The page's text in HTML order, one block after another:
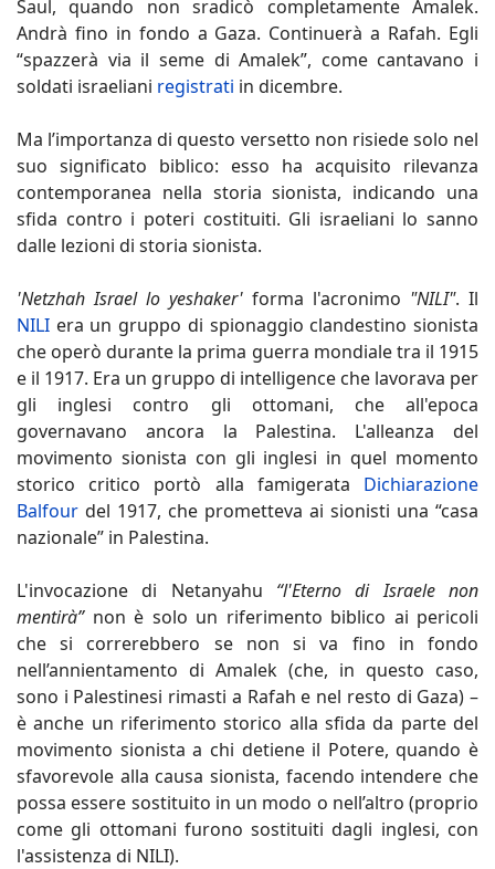
Saul, quando non sradicò completamente Amalek.
Andrà fino in fondo a Gaza. Continuerà a Rafah. Egli
“spazzerà via il seme di Amalek”, come cantavano i
soldati israeliani registrati in dicembre.
Ma l’importanza di questo versetto non risiede solo nel
suo significato biblico: esso ha acquisito rilevanza
contemporanea nella storia sionista, indicando una
sfida contro i poteri costituiti. Gli israeliani lo sanno
dalle lezioni di storia sionista.
'Netzhah Israel lo yeshaker' forma l'acronimo "NILI". Il
NILI era un gruppo di spionaggio clandestino sionista
che operò durante la prima guerra mondiale tra il 1915
e il 1917. Era un gruppo di intelligence che lavorava per
gli inglesi contro gli ottomani, che all'epoca
governavano ancora la Palestina. L'alleanza del
movimento sionista con gli inglesi in quel momento
storico critico portò alla famigerata Dichiarazione
Balfour del 1917, che prometteva ai sionisti una “casa
nazionale” in Palestina.
L'invocazione di Netanyahu “l'Eterno di Israele non
mentirà” non è solo un riferimento biblico ai pericoli
che si correrebbero se non si va fino in fondo
nell’annientamento di Amalek (che, in questo caso,
sono i Palestinesi rimasti a Rafah e nel resto di Gaza) –
è anche un riferimento storico alla sfida da parte del
movimento sionista a chi detiene il Potere, quando è
sfavorevole alla causa sionista, facendo intendere che
possa essere sostituito in un modo o nell’altro (proprio
come gli ottomani furono sostituiti dagli inglesi, con
l'assistenza di NILI).